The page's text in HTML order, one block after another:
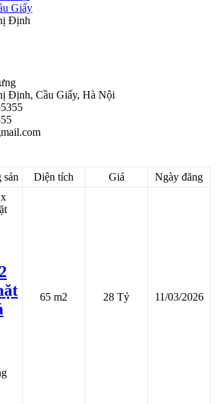
Giấy
Định
Định, Cầu Giấy, Hà Nội
sản
Diện tích Giá Ngày đăng
65 m2 28 Tỷ 11/03/2026